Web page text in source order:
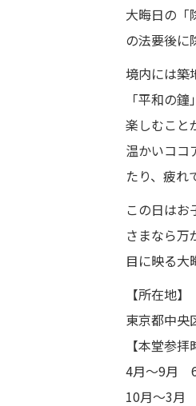
大晦日の「
の法要後に
境内には築
「平和の
楽しむこと
温かいココ
たり、疲れ
この日は
さまなら万
目に映る大
【所在地】
東京都中央
【本堂参拝
4月～9月
10月～3月